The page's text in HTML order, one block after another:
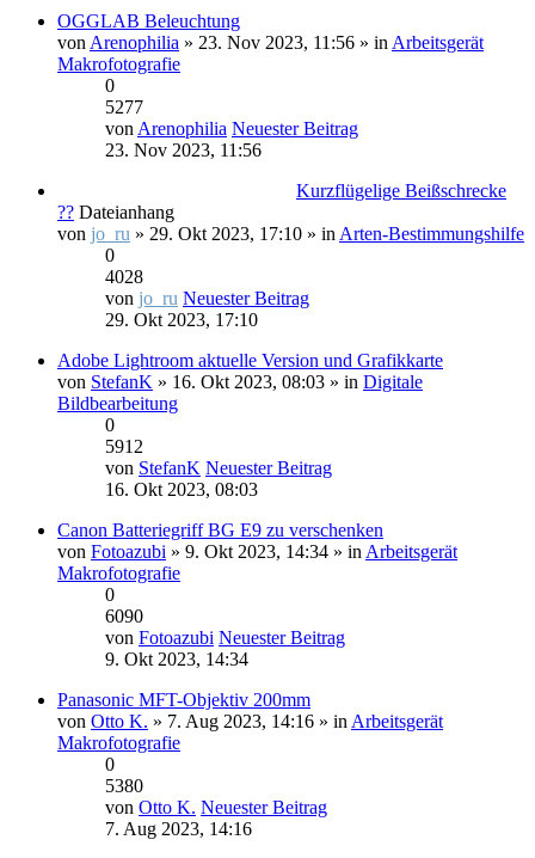
OGGLAB Beleuchtung
von Arenophilia » 23. Nov 2023, 11:56 » in Arbeitsgerät
Makrofotografie
0
5277
von Arenophilia Neuester Beitrag
23. Nov 2023, 11:56
Kurzflügelige Beißschrecke
?? Dateianhang
von jo_ru » 29. Okt 2023, 17:10 » in Arten-Bestimmungshilfe
0
4028
von jo_ru Neuester Beitrag
29. Okt 2023, 17:10
Adobe Lightroom aktuelle Version und Grafikkarte
von StefanK » 16. Okt 2023, 08:03 » in Digitale
Bildbearbeitung
0
5912
von StefanK Neuester Beitrag
16. Okt 2023, 08:03
Canon Batteriegriff BG E9 zu verschenken
von Fotoazubi » 9. Okt 2023, 14:34 » in Arbeitsgerät
Makrofotografie
0
6090
von Fotoazubi Neuester Beitrag
9. Okt 2023, 14:34
Panasonic MFT-Objektiv 200mm
von Otto K. » 7. Aug 2023, 14:16 » in Arbeitsgerät
Makrofotografie
0
5380
von Otto K. Neuester Beitrag
7. Aug 2023, 14:16